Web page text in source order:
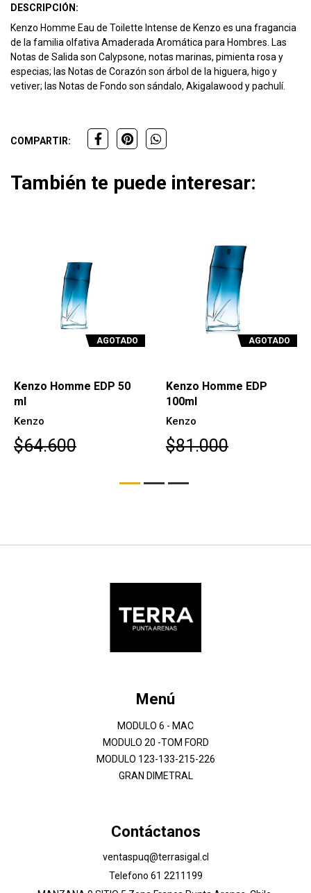
DESCRIPCIÓN:
Kenzo Homme Eau de Toilette Intense de Kenzo es una fragancia
de la familia olfativa Amaderada Aromática para Hombres. Las
Notas de Salida son Calypsone, notas marinas, pimienta rosa y
especias; las Notas de Corazón son árbol de la higuera, higo y
vetiver; las Notas de Fondo son sándalo, Akigalawood y pachulí.
COMPARTIR:
También te puede interesar:
AGOTADO
Kenzo Homme EDP 50
ml
Kenzo
$64.600
AGOTADO
Kenzo Homme EDP
100ml
Kenzo
$81.000
Menú
MODULO 6 - MAC
MODULO 20 -TOM FORD
MODULO 123-133-215-226
GRAN DIMETRAL
Contáctanos
ventaspuq@terrasigal.cl
Telefono 61 2211199